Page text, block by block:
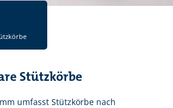
Stützkörbe
umfasst Stützkörbe nach